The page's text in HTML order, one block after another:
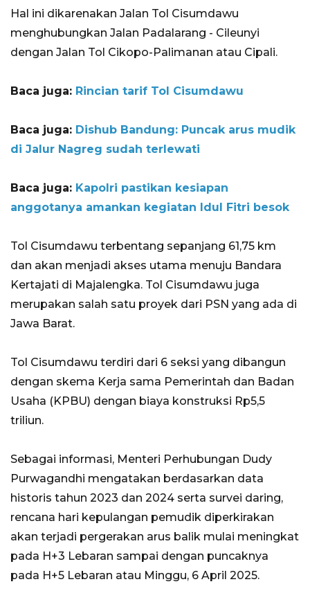
Hal ini dikarenakan Jalan Tol Cisumdawu
menghubungkan Jalan Padalarang - Cileunyi
dengan Jalan Tol Cikopo-Palimanan atau Cipali.
Baca juga: Rincian tarif Tol Cisumdawu
Baca juga: Dishub Bandung: Puncak arus mudik
di Jalur Nagreg sudah terlewati
Baca juga: Kapolri pastikan kesiapan
anggotanya amankan kegiatan Idul Fitri besok
Tol Cisumdawu terbentang sepanjang 61,75 km
dan akan menjadi akses utama menuju Bandara
Kertajati di Majalengka. Tol Cisumdawu juga
merupakan salah satu proyek dari PSN yang ada di
Jawa Barat.
Tol Cisumdawu terdiri dari 6 seksi yang dibangun
dengan skema Kerja sama Pemerintah dan Badan
Usaha (KPBU) dengan biaya konstruksi Rp5,5
triliun.
Sebagai informasi, Menteri Perhubungan Dudy
Purwagandhi mengatakan berdasarkan data
historis tahun 2023 dan 2024 serta survei daring,
rencana hari kepulangan pemudik diperkirakan
akan terjadi pergerakan arus balik mulai meningkat
pada H+3 Lebaran sampai dengan puncaknya
pada H+5 Lebaran atau Minggu, 6 April 2025.